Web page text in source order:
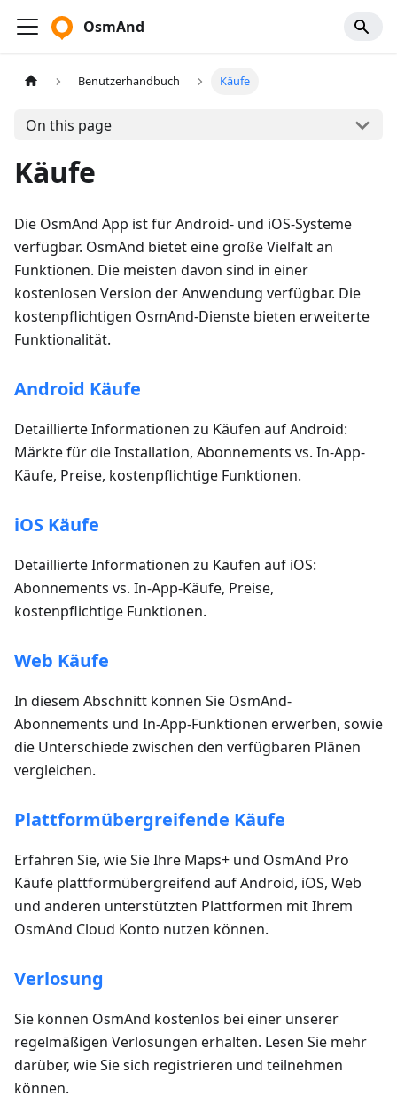
OsmAnd
Benutzerhandbuch Käufe
On this page
Käufe
Die OsmAnd App ist für Android- und iOS-Systeme
verfügbar. OsmAnd bietet eine große Vielfalt an
Funktionen. Die meisten davon sind in einer
kostenlosen Version der Anwendung verfügbar. Die
kostenpflichtigen OsmAnd-Dienste bieten erweiterte
Funktionalität.
Android Käufe
Detaillierte Informationen zu Käufen auf Android:
Märkte für die Installation, Abonnements vs. In-App-
Käufe, Preise, kostenpflichtige Funktionen.
iOS Käufe
Detaillierte Informationen zu Käufen auf iOS:
Abonnements vs. In-App-Käufe, Preise,
kostenpflichtige Funktionen.
Web Käufe
In diesem Abschnitt können Sie OsmAnd-
Abonnements und In-App-Funktionen erwerben, sowie
die Unterschiede zwischen den verfügbaren Plänen
vergleichen.
Plattformübergreifende Käufe
Erfahren Sie, wie Sie Ihre Maps+ und OsmAnd Pro
Käufe plattformübergreifend auf Android, iOS, Web
und anderen unterstützten Plattformen mit Ihrem
OsmAnd Cloud Konto nutzen können.
Verlosung
Sie können OsmAnd kostenlos bei einer unserer
regelmäßigen Verlosungen erhalten. Lesen Sie mehr
darüber, wie Sie sich registrieren und teilnehmen
können.